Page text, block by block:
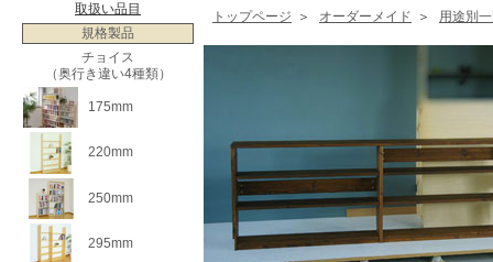
取扱い品目
規格製品
チョイス
（奥行き違い4種類）
175mm
220mm
250mm
295mm
トップページ ＞ オーダーメイド ＞ 用途別